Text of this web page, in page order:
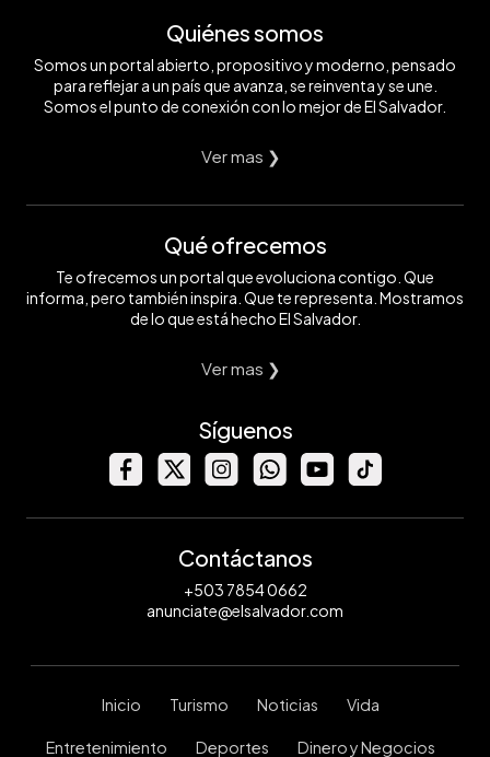
Quiénes somos
Somos un portal abierto, propositivo y moderno, pensado
para reflejar a un país que avanza, se reinventa y se une.
Somos el punto de conexión con lo mejor de El Salvador.
Ver mas ❯
Qué ofrecemos
Te ofrecemos un portal que evoluciona contigo. Que
informa, pero también inspira. Que te representa. Mostramos
de lo que está hecho El Salvador.
Ver mas ❯
Síguenos
Contáctanos
+503 7854 0662
anunciate@elsalvador.com
Inicio Turismo Noticias Vida
Entretenimiento Deportes Dinero y Negocios